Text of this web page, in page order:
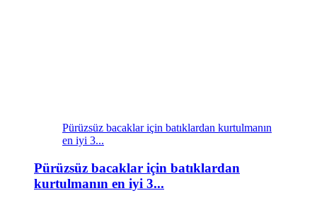
Pürüzsüz bacaklar için batıklardan kurtulmanın
en iyi 3...
Pürüzsüz bacaklar için batıklardan
kurtulmanın en iyi 3...